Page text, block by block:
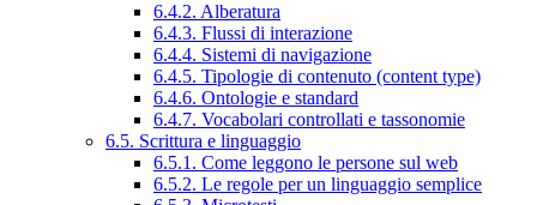
6.4.2. Alberatura
6.4.3. Flussi di interazione
6.4.4. Sistemi di navigazione
6.4.5. Tipologie di contenuto (content type)
6.4.6. Ontologie e standard
6.4.7. Vocabolari controllati e tassonomie
6.5. Scrittura e linguaggio
6.5.1. Come leggono le persone sul web
6.5.2. Le regole per un linguaggio semplice